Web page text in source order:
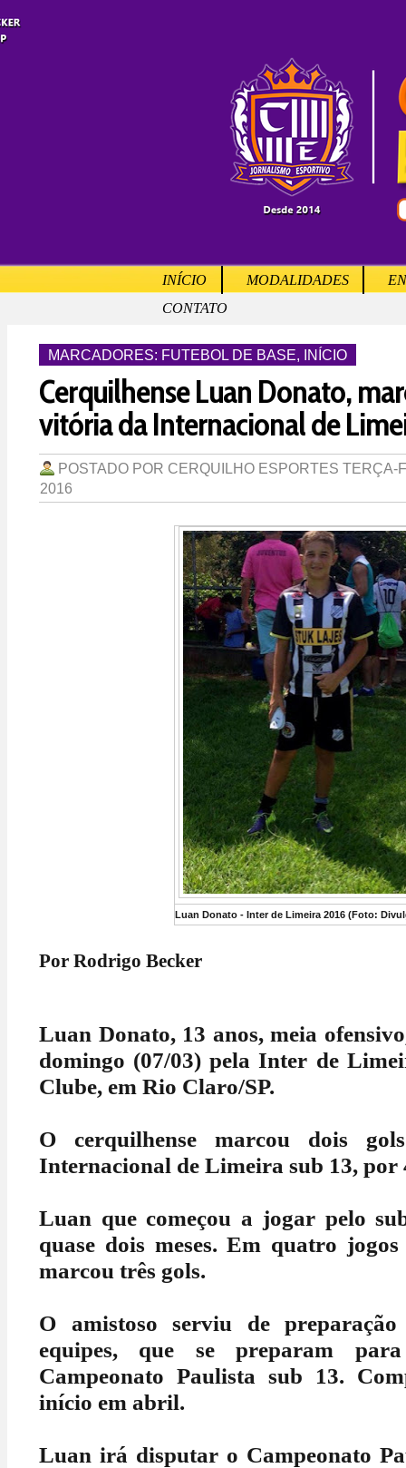
INÍCIO MODALIDADES
CONTATO
MARCADORES: FUTEBOL DE BASE, INÍCIO
Cerquilhense Luan Donato,
vitória da Internacional de
POSTADO POR CERQUILHO ESPORTES TERÇA-
2016
Luan Donato - Inter de Limeira 2016 (Foto:
Por Rodrigo Becker
Luan Donato, 13 anos, meia
domingo (07/03) pela Inter de
Clube, em Rio Claro/SP.
O cerquilhense marcou dois
Internacional de Limeira sub 13, por
Luan que começou a jogar pelo
quase dois meses. Em quatro
marcou três gols.
O amistoso serviu de
equipes, que se preparam
Campeonato Paulista sub 13.
início em abril.
Luan irá disputar o Campeonato